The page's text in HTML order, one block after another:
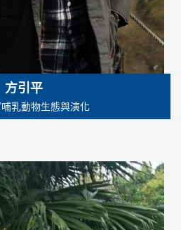
方引平
乳動物生態與演化